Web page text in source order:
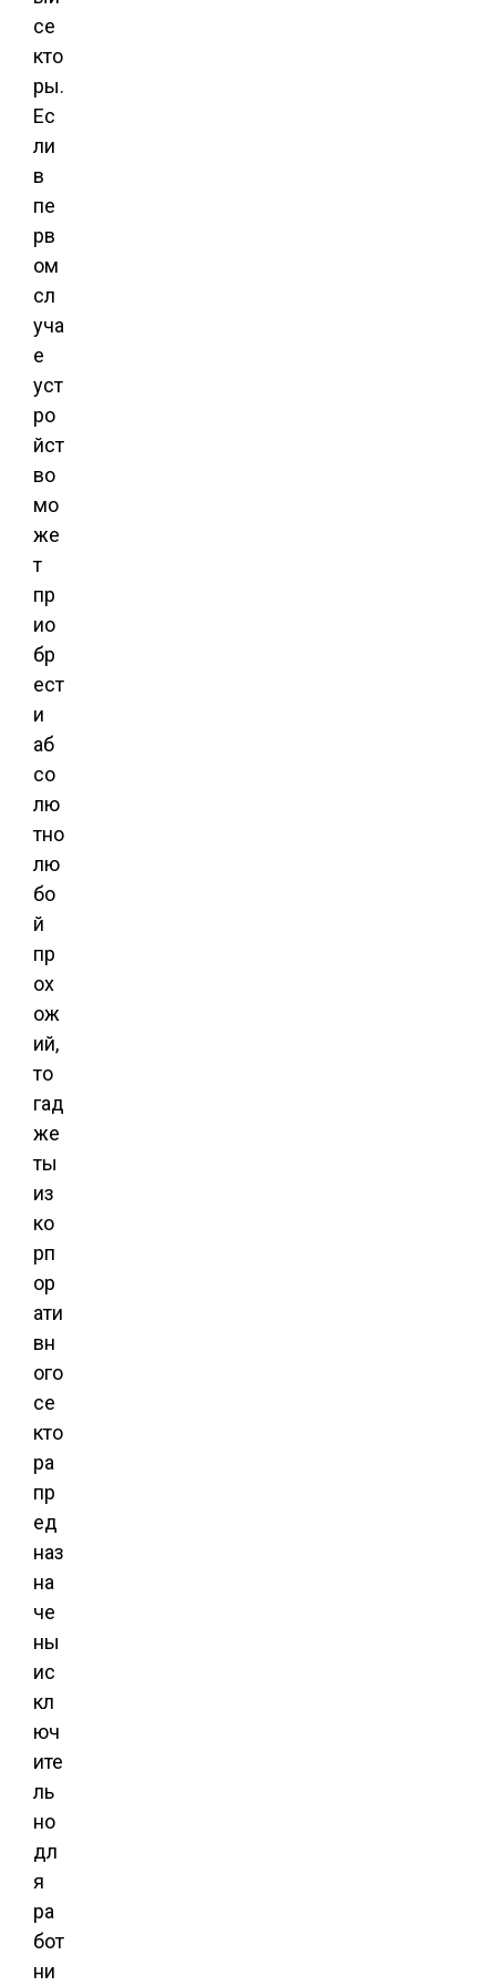
се
кто
ры.
Ес
ли
в
пе
рв
ом
сл
уча
е
уст
ро
йст
во
мо
же
т
пр
ио
бр
ест
и
аб
со
лю
тно
лю
бо
й
пр
ох
ож
ий,
то
гад
же
ты
из
ко
рп
ор
ати
вн
ого
се
кто
ра
пр
ед
наз
на
че
ны
ис
кл
юч
ите
ль
но
дл
я
ра
бот
ни